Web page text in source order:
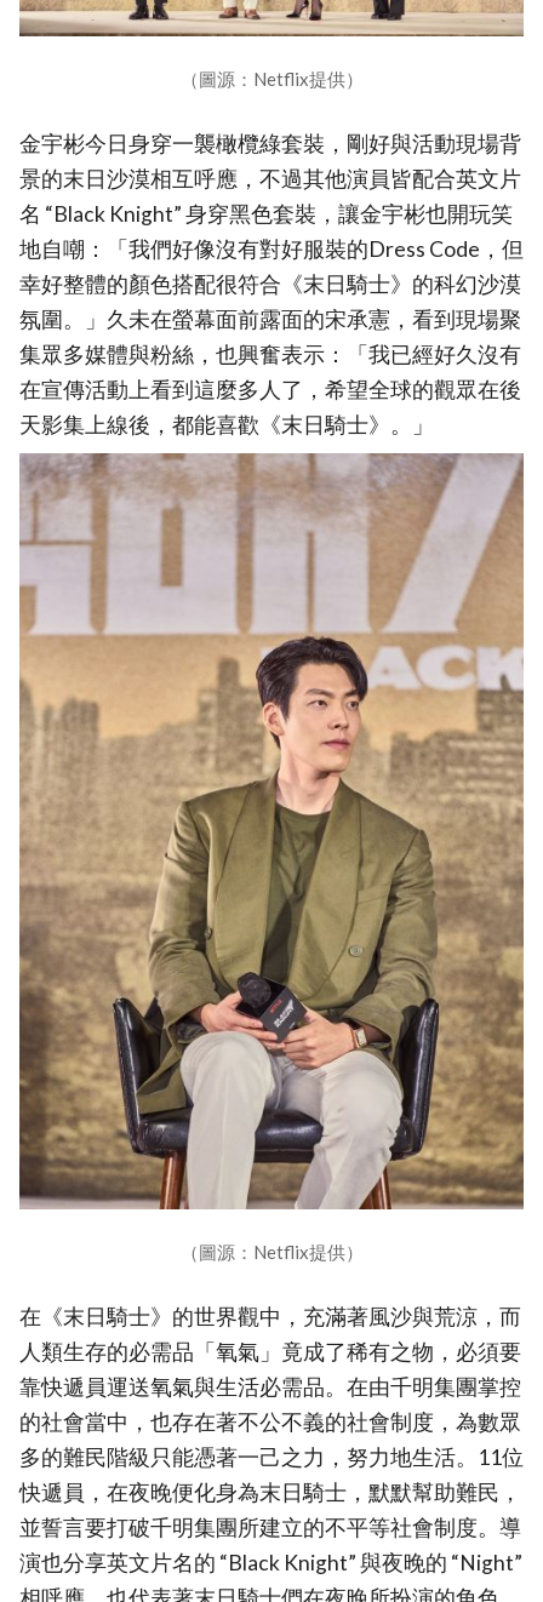
（圖源：Netflix提供）
金宇彬今日身穿一襲橄欖綠套裝，剛好與活動現場背
景的末日沙漠相互呼應，不過其他演員皆配合英文片
名 “Black Knight” 身穿黑色套裝，讓金宇彬也開玩笑
地自嘲：「我們好像沒有對好服裝的Dress Code，但
幸好整體的顏色搭配很符合《末日騎士》的科幻沙漠
氛圍。」久未在螢幕面前露面的宋承憲，看到現場聚
集眾多媒體與粉絲，也興奮表示：「我已經好久沒有
在宣傳活動上看到這麼多人了，希望全球的觀眾在後
天影集上線後，都能喜歡《末日騎士》。」
（圖源：Netflix提供）
在《末日騎士》的世界觀中，充滿著風沙與荒涼，而
人類生存的必需品「氧氣」竟成了稀有之物，必須要
靠快遞員運送氧氣與生活必需品。在由千明集團掌控
的社會當中，也存在著不公不義的社會制度，為數眾
多的難民階級只能憑著一己之力，努力地生活。11位
快遞員，在夜晚便化身為末日騎士，默默幫助難民，
並誓言要打破千明集團所建立的不平等社會制度。導
演也分享英文片名的 “Black Knight” 與夜晚的 “Night”